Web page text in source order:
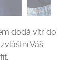
dodá vítr do
Váš